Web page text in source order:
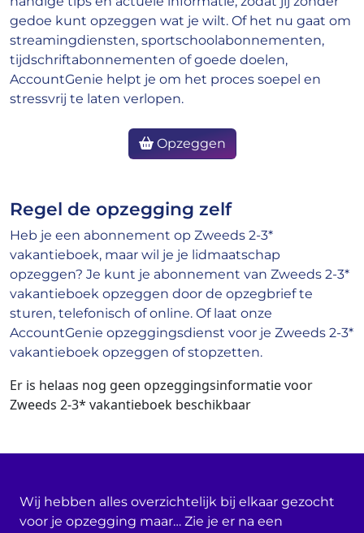
gedoe kunt opzeggen wat je wilt. Of het nu gaat om
streamingdiensten, sportschoolabonnementen,
tijdschriftabonnementen of goede doelen,
AccountGenie helpt je om het proces soepel en
stressvrij te laten verlopen.
Opzeggen
Regel de opzegging zelf
Heb je een abonnement op Zweeds 2-3*
vakantieboek, maar wil je je lidmaatschap
opzeggen? Je kunt je abonnement van Zweeds 2-3*
vakantieboek opzeggen door de opzegbrief te
sturen, telefonisch of online. Of laat onze
AccountGenie opzeggingsdienst voor je Zweeds 2-3*
vakantieboek opzeggen of stopzetten.
Er is helaas nog geen opzeggingsinformatie voor
Zweeds 2-3* vakantieboek beschikbaar
Wij hebben alles overzichtelijk bij elkaar gezocht
voor je opzegging maar… Zie je er na een